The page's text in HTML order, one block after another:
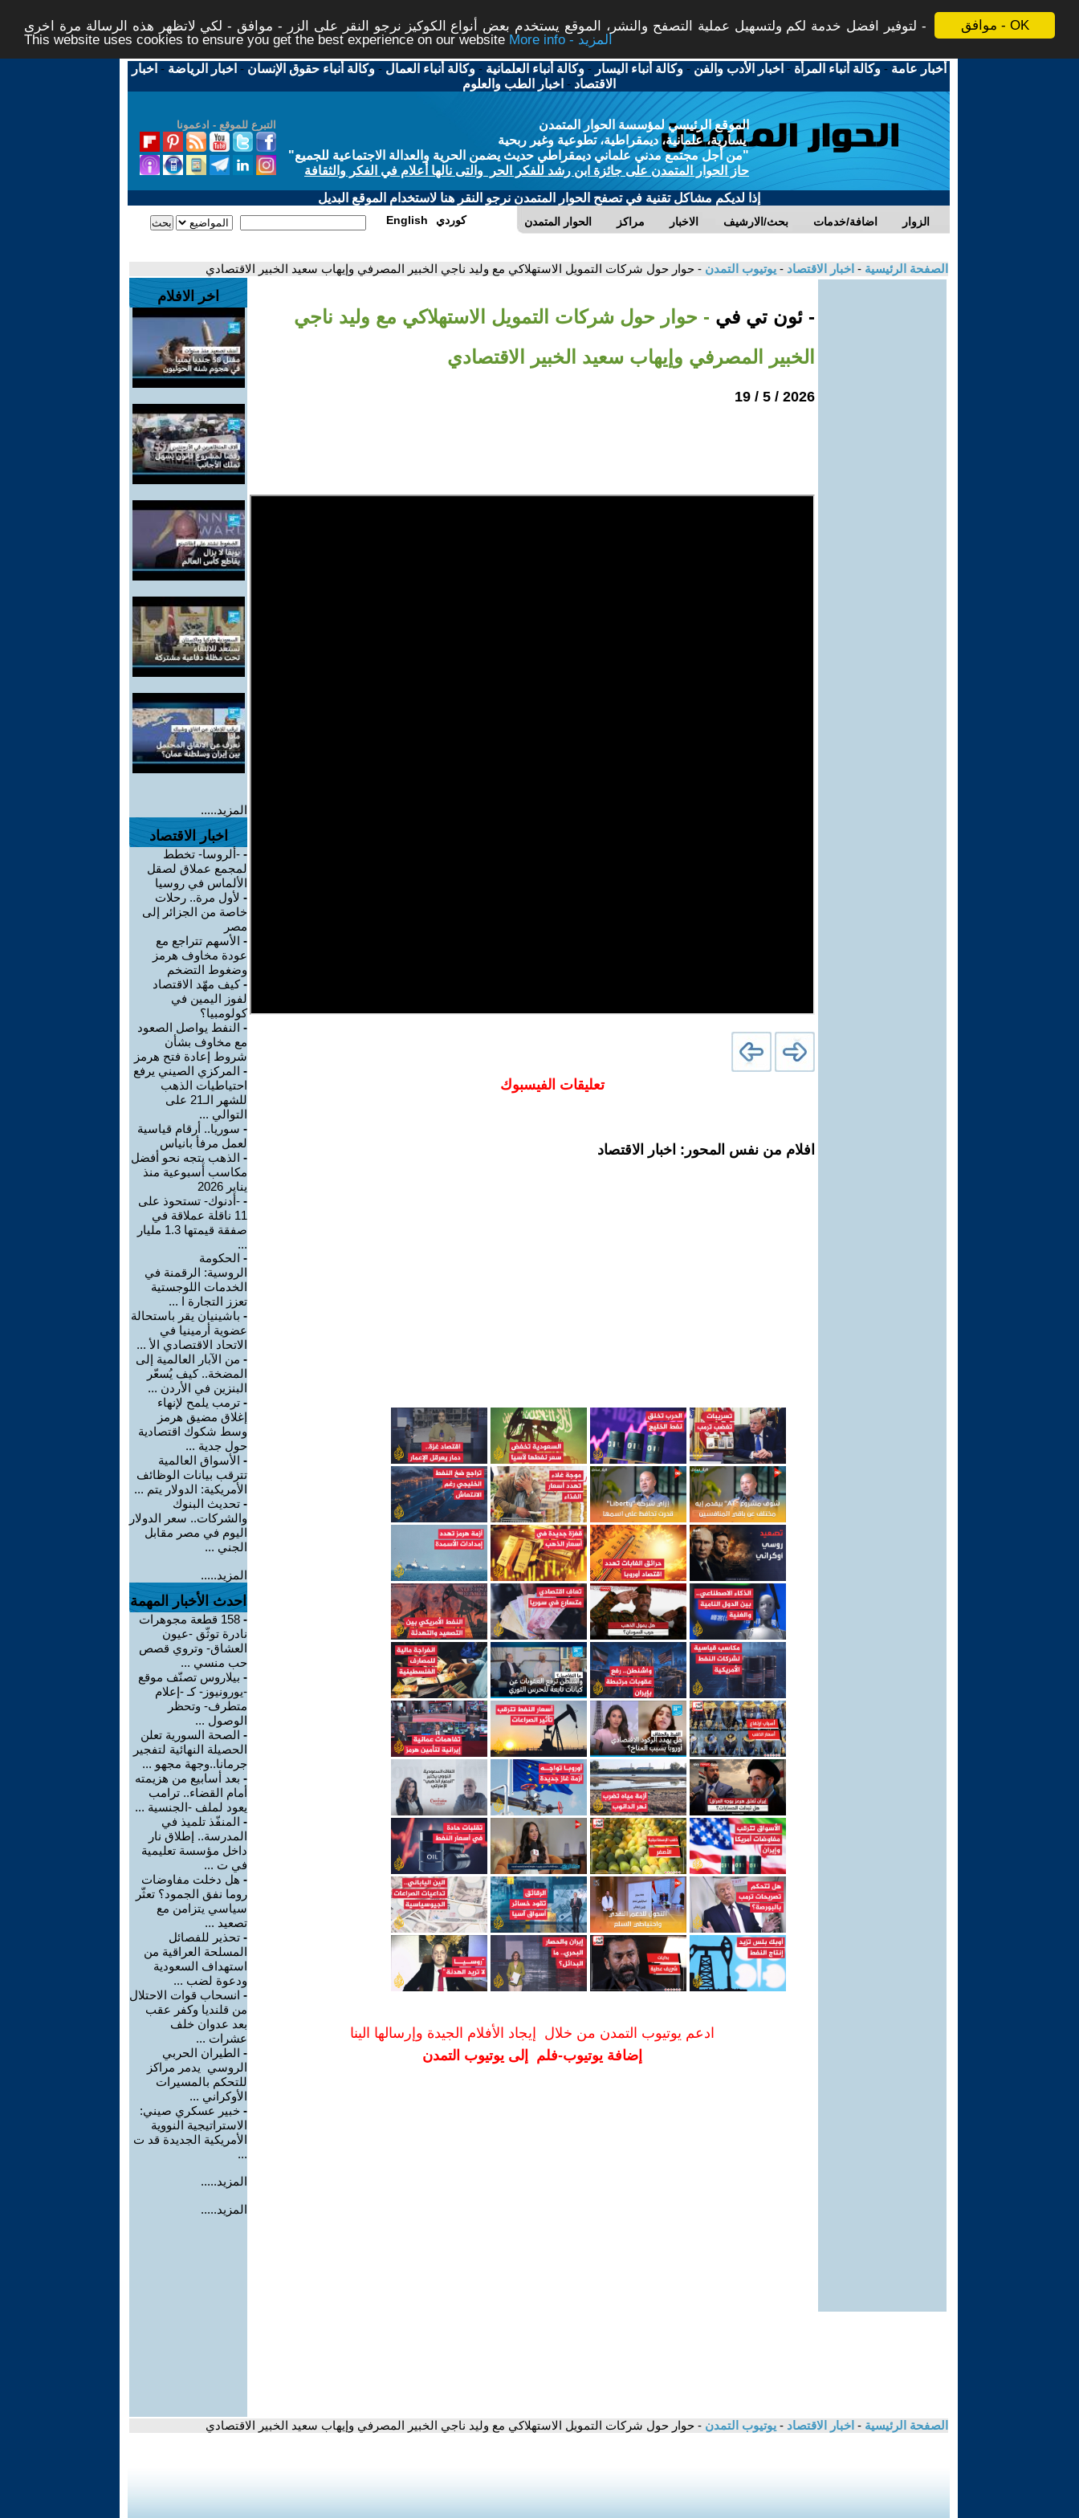
موافق - OK
لتوفير افضل خدمة لكم ولتسهيل عملية التصفح والنشر، الموقع يستخدم بعض أنواع الكوكيز نرجو النقر على الزر - موافق - لكي لاتظهر هذه الرسالة مرة اخرى -
This website uses cookies to ensure you get the best experience on our website
More info - المزيد
أخبار عامة -وكالة أنباء المرأة - اخبار الأدب والفن -وكالة أنباء اليسار -وكالة أنباء العلمانية -وكالة أنباء العمال -وكالة أنباء حقوق الإنسان - اخبار الرياضة - اخبار
الاقتصاد - اخبار الطب والعلوم
التبرع للموقع - ادعمونا
الموقع الرئيسي لمؤسسة الحوار المتمدن
يسارية، علمانية، ديمقراطية، تطوعية وغير ربحية
"من أجل مجتمع مدني علماني ديمقراطي حديث يضمن الحرية والعدالة الاجتماعية للجميع"
حاز الحوار المتمدن على جائزة ابن رشد للفكر الحر والتى نالها أعلام في الفكر والثقافة
إذا لديكم مشاكل تقنية في تصفح الحوار المتمدن نرجو النقر هنا لاستخدام الموقع البديل
الحوار المتمدن مراكز الاخبار بحث/الارشيف اضافة/خدمات الزوار English كوردي
الصفحة الرئيسية - اخبار الاقتصاد - يوتيوب التمدن - حوار حول شركات التمويل الاستهلاكي مع وليد ناجي الخبير المصرفي وإيهاب سعيد الخبير الاقتصادي
- ئون تي في - حوار حول شركات التمويل الاستهلاكي مع وليد ناجي
الخبير المصرفي وإيهاب سعيد الخبير الاقتصادي
2026 / 5 / 19
تعليقات الفيسبوك
افلام من نفس المحور: اخبار الاقتصاد
ادعم يوتيوب التمدن من خلال إيجاد الأفلام الجيدة وإرسالها الينا
إضافة يوتيوب-فلم إلى يوتيوب التمدن
اخر الافلام
المزيد.....
اخبار الاقتصاد
- -ألروسا- تخطط
لمجمع عملاق لصقل
الألماس في روسيا
- لأول مرة.. رحلات
خاصة من الجزائر إلى
مصر
- الأسهم تتراجع مع
عودة مخاوف هرمز
وضغوط التضخم
-كيف مهّد الاقتصاد
لفوز اليمين في
كولومبيا؟
- النفط يواصل الصعود
مع مخاوف بشأن
شروط إعادة فتح هرمز
- المركزي الصيني يرفع
احتياطيات الذهب
للشهر الـ21 على
التوالي ...
- سوريا.. أرقام قياسية
لعمل مرفأ بانياس
- الذهب يتجه نحو أفضل
مكاسب أسبوعية منذ
يناير 2026
- -أدنوك- تستحوذ على
11 ناقلة عملاقة في
صفقة قيمتها 1.3 مليار
...
- الحكومة
الروسية: الرقمنة في
الخدمات اللوجستية
تعزز التجارة ا ...
- باشينيان يقر باستحالة
عضوية أرمينيا في
الاتحاد الاقتصادي الأ ...
- من الآبار العالمية إلى
المضخة.. كيف يُسعّر
البنزين في الأردن ...
- ترمب يلمح لإنهاء
إغلاق مضيق هرمز
وسط شكوك اقتصادية
حول جدية ...
- الأسواق العالمية
تترقب بيانات الوظائف
الأمريكية: الدولار يتم ...
- تحديث البنوك
والشركات.. سعر الدولار
اليوم في مصر مقابل
الجني ...
المزيد.....
احدث الأخبار المهمة
-
158 قطعة مجوهرات
نادرة توثّق -عيون
العشاق- وتروي قصص
حب منسي ...
- بيلاروس تصنّف موقع
-يورونيوز- كـ -إعلام
متطرف- وتحظر
الوصول ...
- الصحة السورية تعلن
الحصيلة النهائية لتفجير
جرمانا..وجهة مجهو ...
- بعد أسابيع من هزيمته
أمام القضاء.. ترامب
يعود لملف -الجنسية ...
- المنفّذ تلميذ في
المدرسة.. إطلاق نار
داخل مؤسسة تعليمية
في ت ...
- هل دخلت مفاوضات
روما نفق الجمود؟ تعثّر
سياسي يتزامن مع
تصعيد ...
- تحذير للفصائل
المسلحة العراقية من
استهداف السعودية
ودعوة لضب ...
- انسحاب قوات الاحتلال
من قلنديا وكفر عقب
بعد عدوان خلف
عشرات ...
- الطيران الحربي
الروسي يدمر مراكز
للتحكم بالمسيرات
الأوكراني ...
- خبير عسكري صيني:
الاستراتيجية النووية
الأمريكية الجديدة قد ت
...
المزيد.....
المزيد.....
الصفحة الرئيسية - اخبار الاقتصاد - يوتيوب التمدن - حوار حول شركات التمويل الاستهلاكي مع وليد ناجي الخبير المصرفي وإيهاب سعيد الخبير الاقتصادي